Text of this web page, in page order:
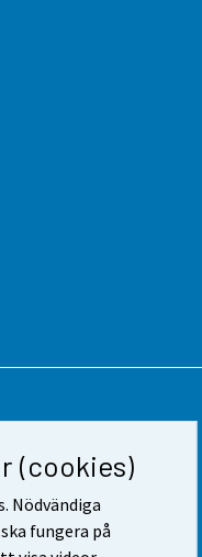
(cookies)
Nödvändiga
fungera på